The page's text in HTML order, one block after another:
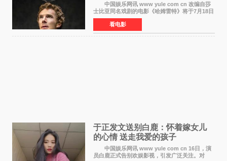
中国娱乐网讯 www yule com cn 改编自莎
士比亚同名戏剧的电影《哈姆雷特》将于7月18日
在中国内地上映。这部跨越四百年的文学经典被
搬上大银幕，为观众带来一场视觉与听觉的双重
盛宴。 《
看电影
于正发文送别白鹿：怀着嫁女儿
的心情 送走我爱的孩子
中国娱乐网讯 www yule com cn 16日，演
员白鹿正式告别欢娱影视，引发广泛关注。对